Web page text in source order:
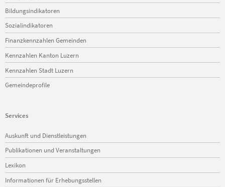
Bildungsindikatoren
Sozialindikatoren
Finanzkennzahlen Gemeinden
Kennzahlen Kanton Luzern
Kennzahlen Stadt Luzern
Gemeindeprofile
Services
Navigation
überspringen
Auskunft und Dienstleistungen
Publikationen und Veranstaltungen
Lexikon
Informationen für Erhebungsstellen